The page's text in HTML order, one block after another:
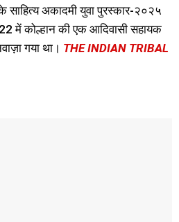
साहित्य अकादमी युवा पुरस्कार-२०२५
में कोल्हान की एक आदिवासी सहायक
गया था। THE INDIAN TRIBAL